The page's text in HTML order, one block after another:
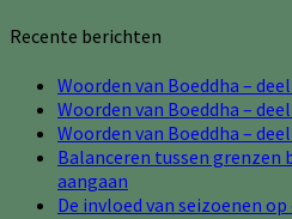
Recente berichten
Woorden van Boeddha –
Woorden van Boeddha –
Woorden van Boeddha –
Balanceren tussen grenzen
aangaan
De invloed van seizoenen op